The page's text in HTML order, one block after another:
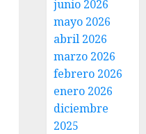
junio 2026
mayo 2026
abril 2026
marzo 2026
febrero 2026
enero 2026
diciembre
2025